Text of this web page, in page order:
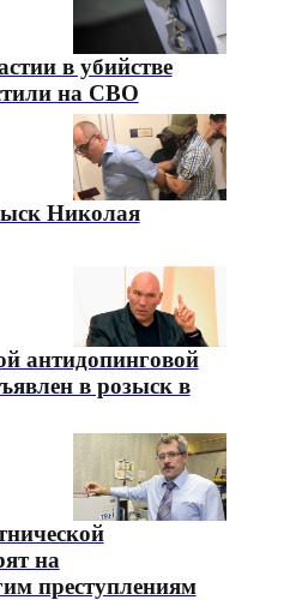
в убийстве
на СВО
Николая
антидопинговой
в розыск в
на
преступлениям